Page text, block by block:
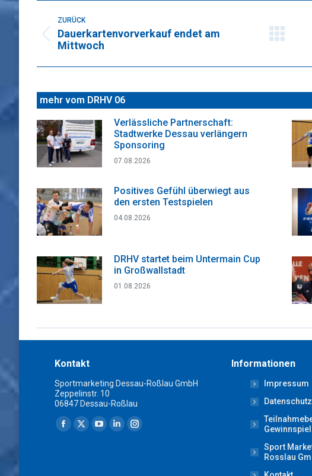
ZURÜCK
Vorheriger
Dauerkartenvorverkauf endet am
Mittwoch
mehr vom DRHV 06
Verlässliche Partnerschaft:
Stadtwerke Dessau verlängern
Sponsoring
07.08.2026
Positives Gefühl überwiegt aus
den ersten Testspielen
04.08.2026
DRHV startet beim Untermain Cup
in Großwallstadt
01.08.2026
Kontakt
Sportmarketing Dessau-Roßlau GmbH
Zeppelinstr. 10
06847 Dessau-Roßlau
Finden Sie uns auf:
Facebook
X
YouTube
LinkedinInstagram
Informationen
Impressum
Sport
Rosslau